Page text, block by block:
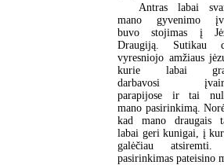
Antras labai
mano gyvenimo
buvo stojimas į
Draugiją. Sutikau
vyresniojo amžiaus
kurie labai
darbavosi
parapijose ir tai
mano pasirinkimą.
kad mano draugais
labai geri kunigai, į
galėčiau atsiremti.
pasirinkimas pateisino